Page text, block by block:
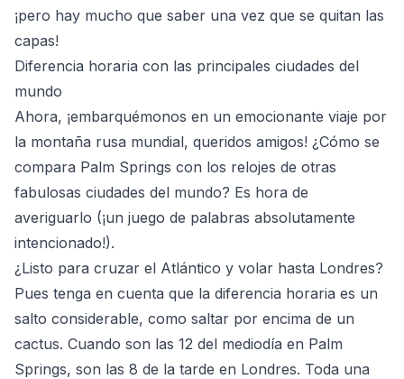
¡pero hay mucho que saber una vez que se quitan las
capas!
Diferencia horaria con las principales ciudades del
mundo
Ahora, ¡embarquémonos en un emocionante viaje por
la montaña rusa mundial, queridos amigos! ¿Cómo se
compara Palm Springs con los relojes de otras
fabulosas ciudades del mundo? Es hora de
averiguarlo (¡un juego de palabras absolutamente
intencionado!).
¿Listo para cruzar el Atlántico y volar hasta Londres?
Pues tenga en cuenta que la diferencia horaria es un
salto considerable, como saltar por encima de un
cactus. Cuando son las 12 del mediodía en Palm
Springs, son las 8 de la tarde en Londres. Toda una